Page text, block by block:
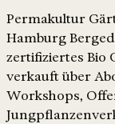
Permakultur
Hamburg
zertifiziertes Bio
verkauft über
Workshops,